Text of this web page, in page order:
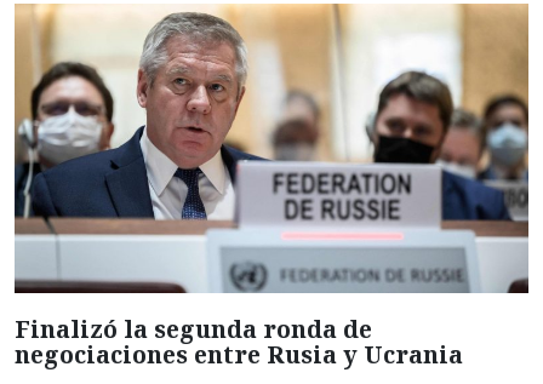
Finalizó la segunda ronda de
negociaciones entre Rusia y Ucrania